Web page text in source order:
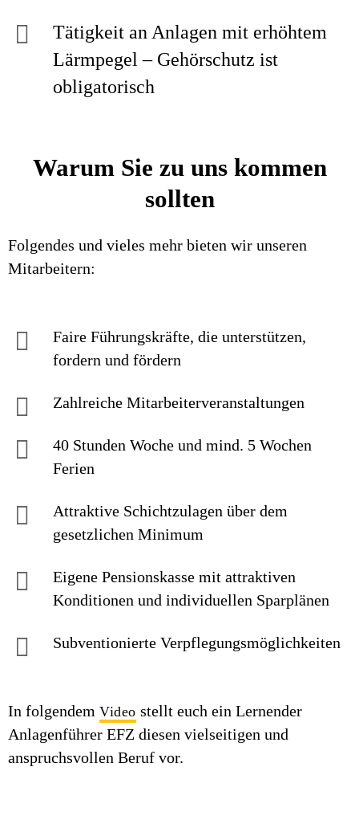
Tätigkeit an Anlagen mit erhöhtem
Lärmpegel – Gehörschutz ist
obligatorisch
Warum Sie zu uns kommen
sollten
Folgendes und vieles mehr bieten wir unseren
Mitarbeitern:
Faire Führungskräfte, die unterstützen,
fordern und fördern
Zahlreiche Mitarbeiterveranstaltungen
40 Stunden Woche und mind. 5 Wochen
Ferien
Attraktive Schichtzulagen über dem
gesetzlichen Minimum
Eigene Pensionskasse mit attraktiven
Konditionen und individuellen Sparplänen
Subventionierte Verpflegungsmöglichkeiten
In folgendem Video stellt euch ein Lernender
Anlagenführer EFZ diesen vielseitigen und
anspruchsvollen Beruf vor.